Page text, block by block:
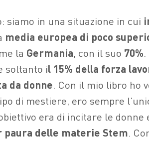
siamo in una situazione in cui
media europea di poco
la Germania, con il suo 70%
soltanto il 15% della forza
da donne. Con il mio libro ho
di mestiere, ero sempre
era di incitare le donne
paura delle materie Stem.